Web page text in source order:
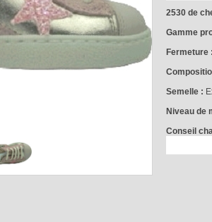
2530 de
Gamme
Fermeture :
Semelle :
Niveau de
Conseil